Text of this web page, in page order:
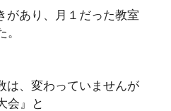
があり、月１だった教室
、変わっていませんが
会』と